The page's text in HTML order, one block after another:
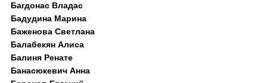
Багдонас Владас
Бадудина Марина
Баженова Светлана
Балабекян Алиса
Балиня Ренате
Банасюкевич Анна